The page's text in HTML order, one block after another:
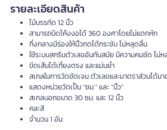
รายละเอียดสินค้า
ไม้บรรทัด 12 นิ้ว
สามารถบิดโค้งงอได้ 360 องศาโดยไม่แตกหัก
กึ่งกลางมีร่องให้นิ้วกดได้กระชับ ไม่หลุดลื่น
ใช้ระบบสกรีนตัวเลขอันทันสมัย มีความคมชัด ไม่
ขีดเส้นได้เที่ยงตรง และแม่นยำ
สเกลในการวัดชัดเจน ตัวเลขและมาตราส่วนได้ม
แสดงหน่วยวัดเป็น “ซม.” และ “นิ้ว”
สเกลบอกขนาด 30 ซม. และ 12 นิ้ว
คละสี
จำนวน 1 อัน